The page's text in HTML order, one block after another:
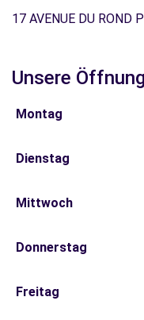
17 AVENUE DU ROND
Unsere
Montag
Dienstag
Mittwoch
Donnerstag
Freitag